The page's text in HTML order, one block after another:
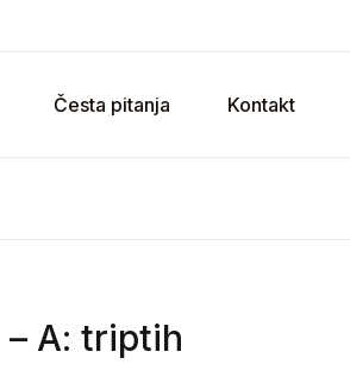
Česta pitanja Kontakt
– A: triptih